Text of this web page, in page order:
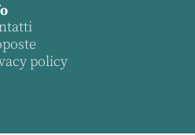
policy